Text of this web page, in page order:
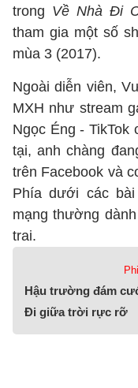
trong Về Nhà Đi
tham gia một số
mùa 3 (2017).
Ngoài diễn viên,
MXH như stream
Ngọc Éng - TikTok
tại, anh chàng
trên Facebook và
Phía dưới các
mạng thường
trai.
Hậu trường đám
Đi giữa trời rực rỡ